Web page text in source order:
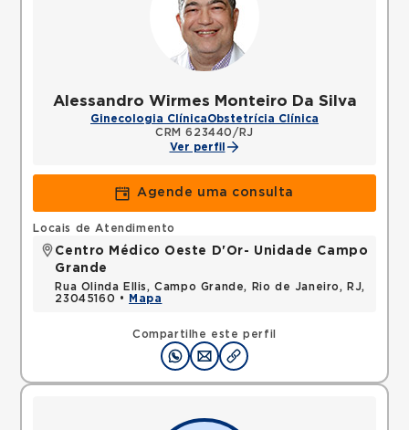
Alessandro Wirmes Monteiro Da Silva
Ginecologia ClínicaObstetrícia Clínica
CRM 623440/RJ
Ver perfil
Agende uma consulta
Compartilhe este perfil
Locais de Atendimento
Centro Médico Oeste D'Or- Unidade Campo
Grande
Rua Olinda Ellis, Campo Grande, Rio de Janeiro, RJ,
23045160 •
Mapa